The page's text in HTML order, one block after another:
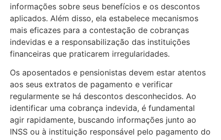
informações sobre seus benefícios e os descontos
aplicados. Além disso, ela estabelece mecanismos
mais eficazes para a contestação de cobranças
indevidas e a responsabilização das instituições
financeiras que praticarem irregularidades.
Os aposentados e pensionistas devem estar atentos
aos seus extratos de pagamento e verificar
regularmente se há descontos desconhecidos. Ao
identificar uma cobrança indevida, é fundamental
agir rapidamente, buscando informações junto ao
INSS ou à instituição responsável pelo pagamento do